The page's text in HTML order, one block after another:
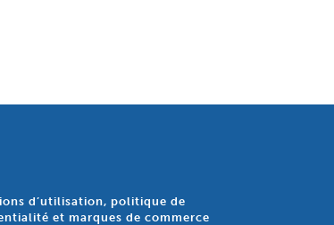
d’utilisation, politique de
et marques de commerce